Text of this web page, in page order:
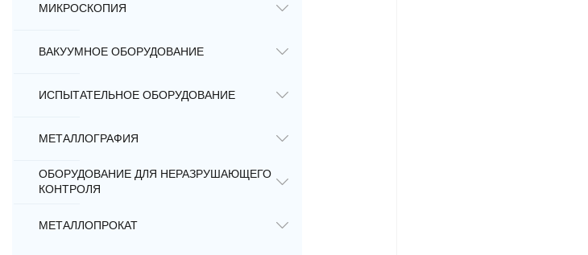
МИКРОСКОПИЯ
ВАКУУМНОЕ ОБОРУДОВАНИЕ
ИСПЫТАТЕЛЬНОЕ ОБОРУДОВАНИЕ
МЕТАЛЛОГРАФИЯ
ОБОРУДОВАНИЕ ДЛЯ НЕРАЗРУШАЮЩЕГО
КОНТРОЛЯ
МЕТАЛЛОПРОКАТ